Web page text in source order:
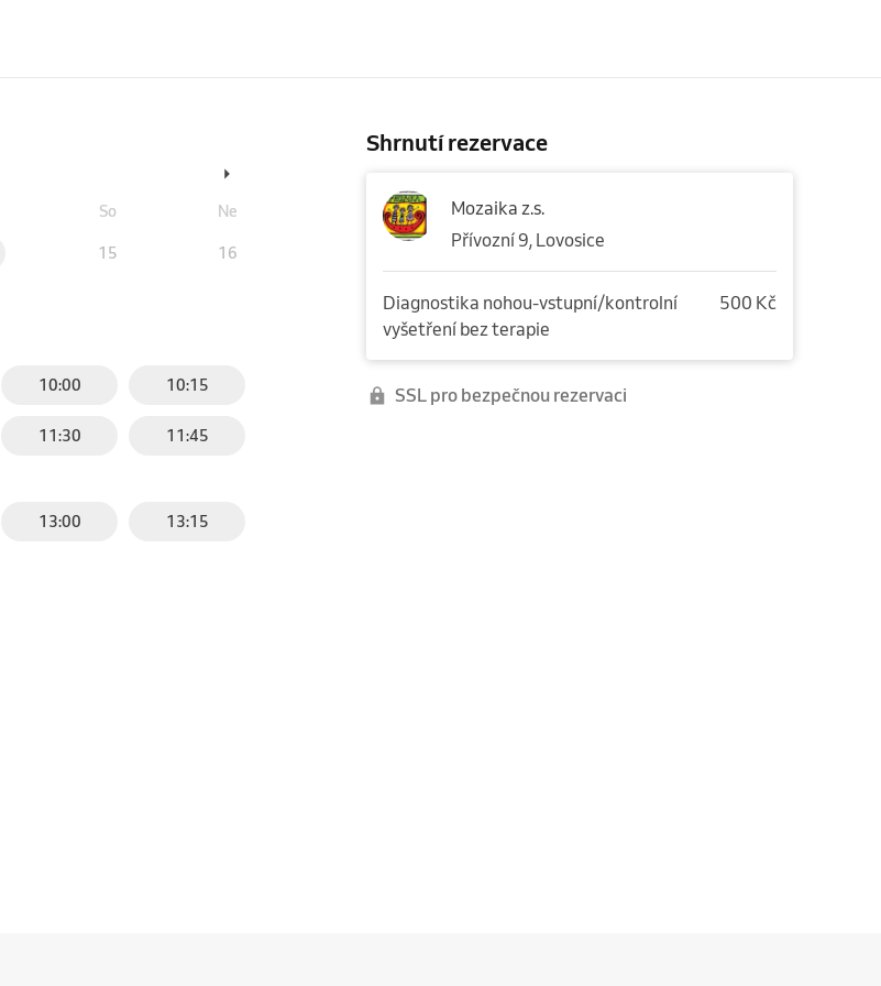
So Ne
15 16
10:00 10:15
11:30 11:45
13:00 13:15
Shrnutí rezervace
Mozaika z.s.
Přívozní 9, Lovosice
Diagnostika nohou-vstupní/kontrolní
vyšetření bez terapie
500 Kč
SSL pro bezpečnou rezervaci